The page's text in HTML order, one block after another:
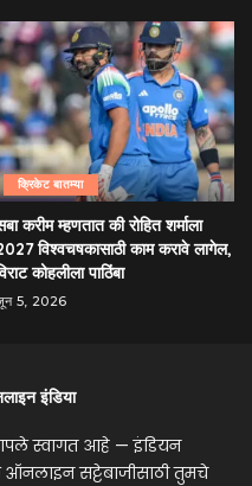
क्रिकेट बातम्या
करीम म्हणतात की रोहित शर्माला
विश्वचषकासाठी काम करावे लागेल,
कोहलीला पाठिंबा
5, 2026
इंडिया
स्वागत आहे — इंडियन
ऑनलाइन सट्टेबाजीसाठी तुमचे